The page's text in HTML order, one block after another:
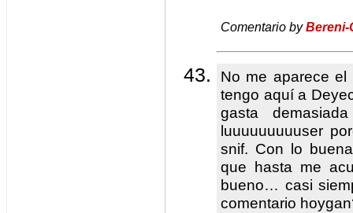
Comentario byBereni-
No me aparece
tengo aquí a
gasta
luuuuuuuuuser
snif. Con lo
que hasta me
bueno… casi
comentario